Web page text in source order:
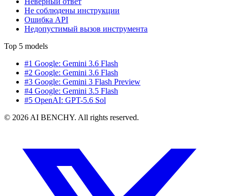
Не соблюдены инструкции
Ошибка API
Недопустимый вызов инструмента
Top 5 models
#1 Google: Gemini 3.6 Flash
#2 Google: Gemini 3.6 Flash
#3 Google: Gemini 3 Flash Preview
#4 Google: Gemini 3.5 Flash
#5 OpenAI: GPT-5.6 Sol
© 2026 AI BENCHY. All rights reserved.